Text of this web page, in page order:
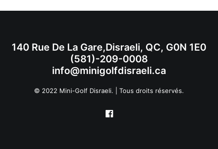
140 Rue De La Gare,Disraeli, QC, G0N 1E0
(581)-209-0008
info@minigolfdisraeli.ca
© 2022 Mini-Golf Disraeli. | Tous droits réservés.